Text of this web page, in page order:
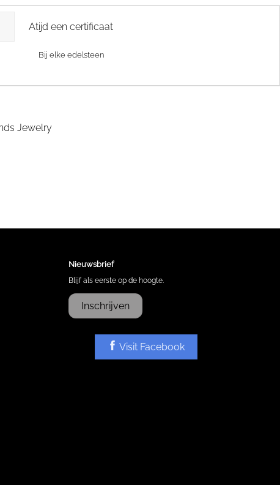
Atijd een certificaat
Bij elke edelsteen
Nieuwsbrief
Blijf als eerste op de hoogte.
Inschrijven
Visit Facebook